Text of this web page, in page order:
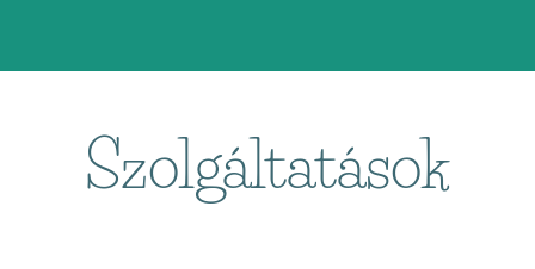
Szolgáltatások